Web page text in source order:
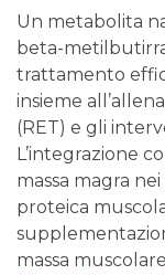
Un metabolita
beta-
trattamento
insieme
(RET) e gli
L’integrazione
massa magra
proteica
massa